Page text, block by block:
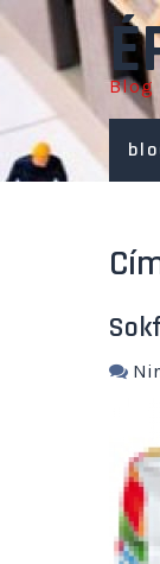
Skip
content
Blog